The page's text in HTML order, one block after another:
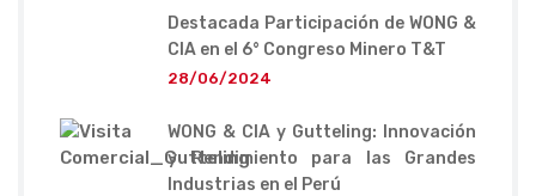
Destacada Participación de WONG &
CIA en el 6° Congreso Minero T&T
28/06/2024
WONG & CIA y Gutteling: Innovación
y Rendimiento para las Grandes
Industrias en el Perú